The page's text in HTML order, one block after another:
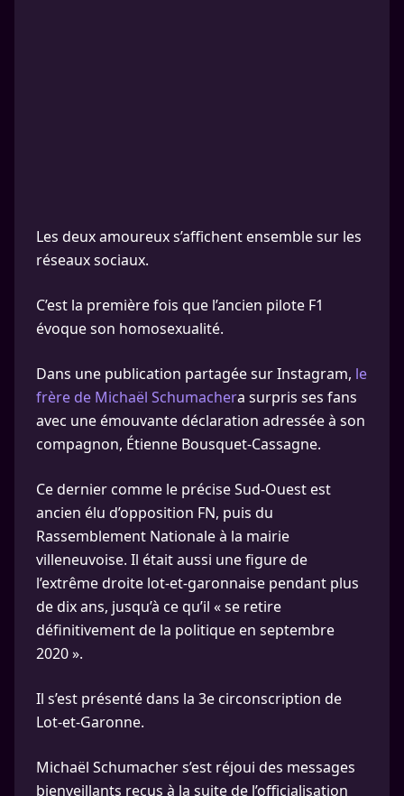
Les deux amoureux s’affichent ensemble sur les
réseaux sociaux.
C’est la première fois que l’ancien pilote F1
évoque son homosexualité.
Dans une publication partagée sur Instagram, le
frère de Michaël Schumachera surpris ses fans
avec une émouvante déclaration adressée à son
compagnon, Étienne Bousquet-Cassagne.
Ce dernier comme le précise Sud-Ouest est
ancien élu d’opposition FN, puis du
Rassemblement Nationale à la mairie
villeneuvoise. Il était aussi une figure de
l’extrême droite lot-et-garonnaise pendant plus
de dix ans, jusqu’à ce qu’il « se retire
définitivement de la politique en septembre
2020 ».
Il s’est présenté dans la 3e circonscription de
Lot-et-Garonne.
Michaël Schumacher s’est réjoui des messages
bienveillants reçus à la suite de l’officialisation